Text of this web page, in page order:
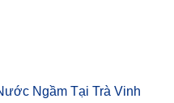
Ngầm Tại Trà Vinh